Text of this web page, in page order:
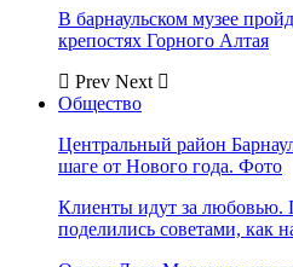
В барнаульском музее
крепостях Горного Алтая
Prev Next
Общество
Центральный район
шаге от Нового года. Фото
Клиенты идут за любовью.
поделились советами, как